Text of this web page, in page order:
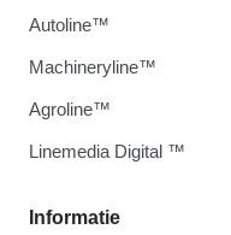
Informatie
Autoline™
Machineryline™
Agroline™
Linemedia Digital ™